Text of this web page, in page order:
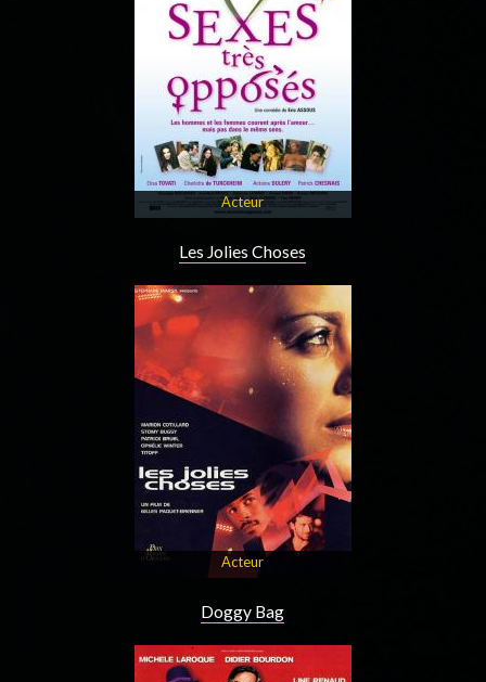
Acteur
Les Jolies Choses
Acteur
Doggy Bag